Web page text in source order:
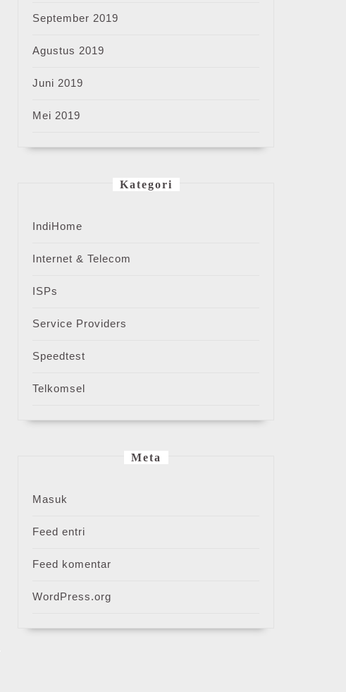
September 2019
Agustus 2019
Juni 2019
Mei 2019
Kategori
IndiHome
Internet & Telecom
ISPs
Service Providers
Speedtest
Telkomsel
Meta
Masuk
Feed entri
Feed komentar
WordPress.org